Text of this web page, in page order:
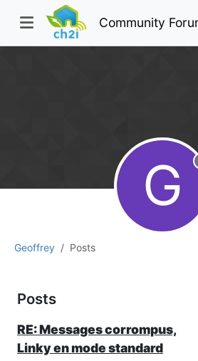
Community
Geoffrey Posts
G
Posts
RE: Messages corrompus,
Linky en mode standard